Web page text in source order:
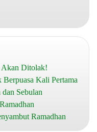
Akan Ditolak!
Kali Pertama
Sebulan
Ramadhan